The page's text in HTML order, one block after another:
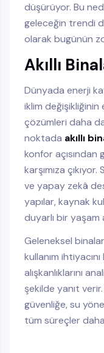
düşürüyor. Bu
geleceğin trendi
olarak bugünün
Akıllı
Dünyada enerji
iklim
çözümleri daha
noktada akıllı
konfor açısından
karşımıza
ve yapay zekâ
yapılar, kaynak
duyarlı bir yaşam
Geleneksel
kullanım ihtiyacını
alışkanlıklarını
şekilde yanıt
güvenliğe, su
tüm süreçler